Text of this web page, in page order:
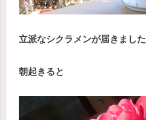
立派なシクラメンが届きました
朝起きると